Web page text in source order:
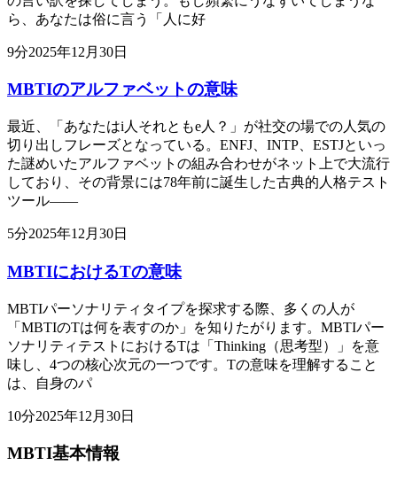
ら、あなたは俗に言う「人に好
9分2025年12月30日
MBTIのアルファベットの意味
最近、「あなたはi人それともe人？」が社交の場での人気の
切り出しフレーズとなっている。ENFJ、INTP、ESTJといっ
た謎めいたアルファベットの組み合わせがネット上で大流行
しており、その背景には78年前に誕生した古典的人格テスト
ツール——
5分2025年12月30日
MBTIにおけるTの意味
MBTIパーソナリティタイプを探求する際、多くの人が
「MBTIのTは何を表すのか」を知りたがります。MBTIパー
ソナリティテストにおけるTは「Thinking（思考型）」を意
味し、4つの核心次元の一つです。Tの意味を理解すること
は、自身のパ
10分2025年12月30日
MBTI基本情報